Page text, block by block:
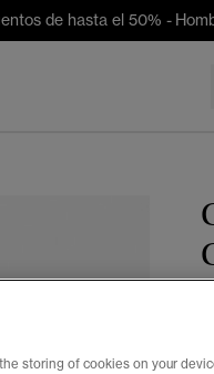
de hasta el 50% -
storing of cookies on your